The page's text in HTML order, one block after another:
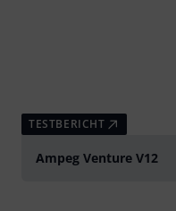
TESTBERICHT
Ampeg Venture V12